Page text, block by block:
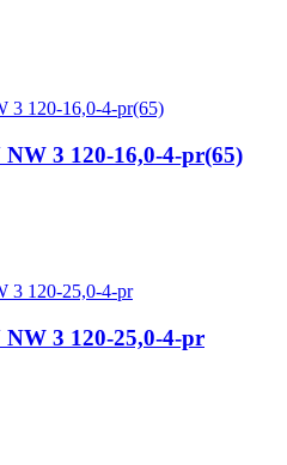
3 120-16,0-4-pr(65)
3 120-25,0-4-pr